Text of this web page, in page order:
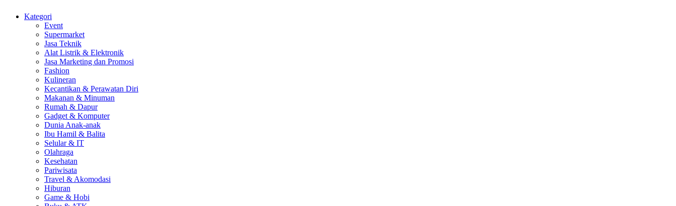
Kategori
Event
Supermarket
Jasa Teknik
Alat Listrik & Elektronik
Jasa Marketing dan Promosi
Fashion
Kulineran
Kecantikan & Perawatan Diri
Makanan & Minuman
Rumah & Dapur
Gadget & Komputer
Dunia Anak-anak
Ibu Hamil & Balita
Selular & IT
Olahraga
Kesehatan
Pariwisata
Travel & Akomodasi
Hiburan
Game & Hobi